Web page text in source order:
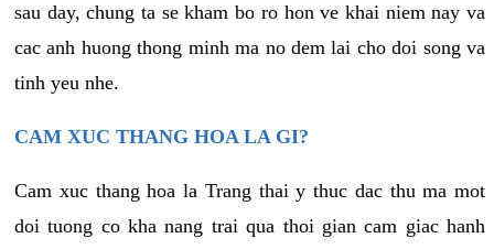
sau day, chung ta se kham bo ro hon ve khai niem nay va
cac anh huong thong minh ma no dem lai cho doi song va
tinh yeu nhe.
CAM XUC THANG HOA LA GI?
Cam xuc thang hoa la Trang thai y thuc dac thu ma mot
doi tuong co kha nang trai qua thoi gian cam giac hanh